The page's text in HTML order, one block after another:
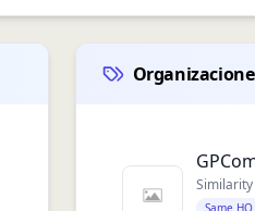
Similarity
Same